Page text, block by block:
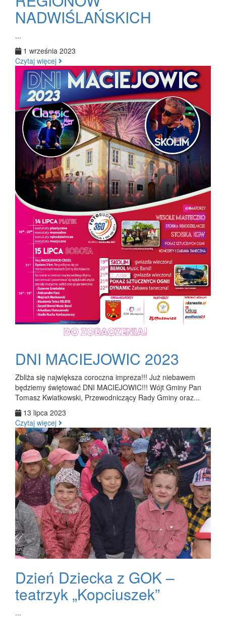
NADWIŚLAŃSKICH
...
1 września 2023
Czytaj więcej
DNI MACIEJOWIC 2023
Zbliża się największa coroczna impreza!!! Już niebawem
będziemy świętować DNI MACIEJOWIC!!! Wójt Gminy Pan
Tomasz Kwiatkowski, Przewodniczący Rady Gminy oraz...
13 lipca 2023
Czytaj więcej
Dzień Dziecka z GOK –
teatrzyk „Kopciuszek”
...